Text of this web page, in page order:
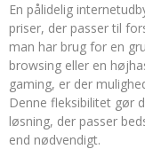
En pålidelig
priser, der passer til
man har brug for en
browsing eller en
gaming, er der
Denne fleksibilitet gør
løsning, der passer
end nødvendigt.